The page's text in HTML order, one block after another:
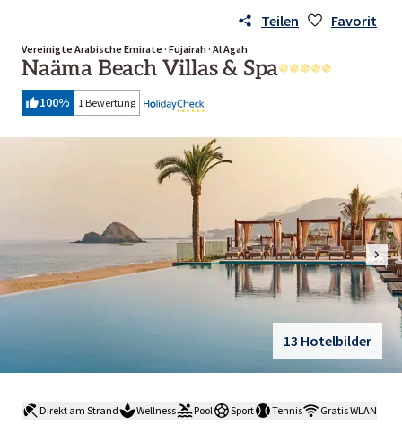
Teilen Favorit
Vereinigte Arabische Emirate · Fujairah · Al Agah
Naäma Beach Villas & Spa
100% 1 Bewertung
13 Hotelbilder
Direkt am Strand Wellness Pool Sport Tennis Gratis WLAN